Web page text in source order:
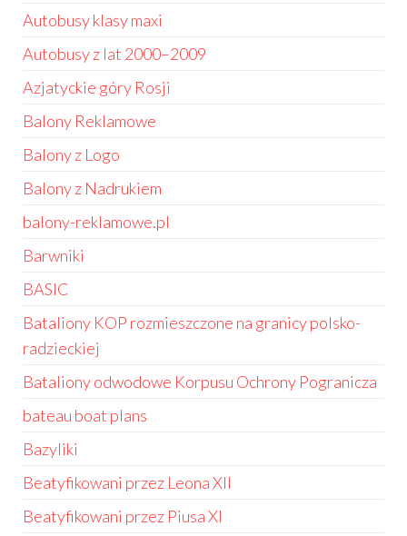
Autobusy klasy maxi
Autobusy z lat 2000–2009
Azjatyckie góry Rosji
Balony Reklamowe
Balony z Logo
Balony z Nadrukiem
balony-reklamowe.pl
Barwniki
BASIC
Bataliony KOP rozmieszczone na granicy polsko-
radzieckiej
Bataliony odwodowe Korpusu Ochrony Pogranicza
bateau boat plans
Bazyliki
Beatyfikowani przez Leona XII
Beatyfikowani przez Piusa XI